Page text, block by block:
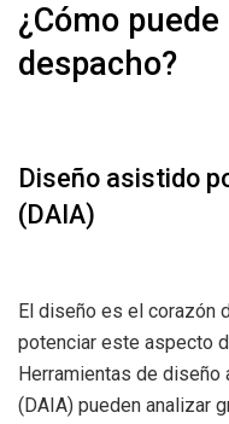
¿Cómo
despacho?
Diseño asistido
(DAIA)
El diseño es el corazón
potenciar este aspecto
Herramientas de
(DAIA) pueden analizar